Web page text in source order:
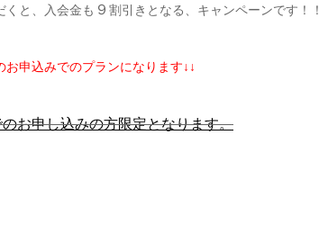
と、入会金も ９ 割引きとなる、キャンペーンです！！
申込みでのプランになります↓↓
お申し込みの方限定となります。